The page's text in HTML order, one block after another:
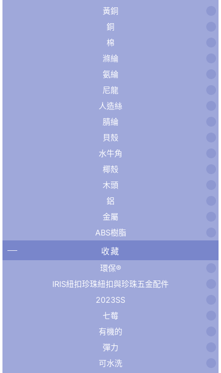
黃銅
銅
棉
滌綸
氨綸
尼龍
人造絲
腈綸
貝殼
水牛角
椰殼
木頭
鋁
金屬
ABS樹脂
收藏
環保®
IRIS紐扣珍珠紐扣與珍珠五金配件
2023SS
七莓
有機的
彈力
可水洗